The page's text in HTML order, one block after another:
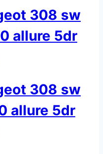
308 sw
allure 5dr
308 sw
allure 5dr